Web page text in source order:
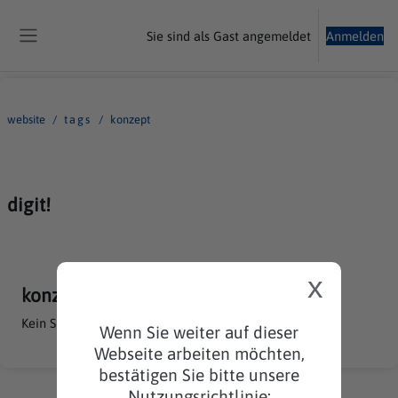
Wenn Sie weiter auf dieser
Webseite arbeiten möchten,
bestätigen Sie bitte unsere
x
Sie sind als Gast angemeldet Anmelden
website tags konzept
digit!
konzept
Kein Suchergebnis für 'Konzept'